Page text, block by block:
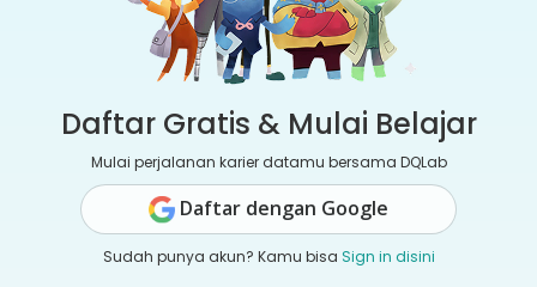
Daftar Gratis & Mulai Belajar
Mulai perjalanan karier datamu bersama DQLab
Daftar dengan Google
Sudah punya akun? Kamu bisa Sign in disini